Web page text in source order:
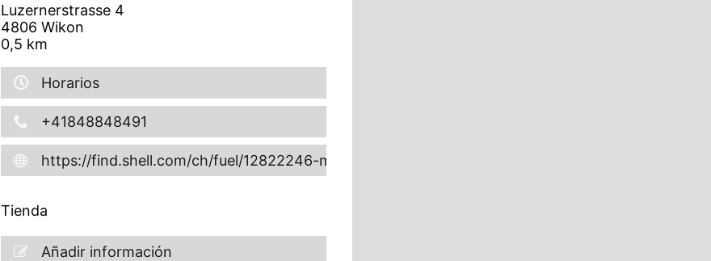
Luzernerstrasse 4
4806 Wikon
0,5 km
Horarios
+41848848491
https://find.shell.com/ch/fuel/12822246-moveri-wikon
Tienda
Añadir información